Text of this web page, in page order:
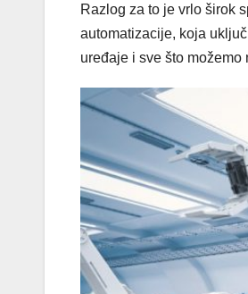
Razlog za to je vrlo širok
automatizacije, koja
uređaje i sve što